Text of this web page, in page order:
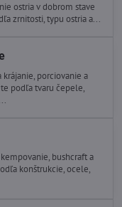
ostria v dobrom stave
zrnitosti, typu ostria a...
porciovanie a
podľa tvaru čepele,
bushcraft a
konštrukcie, ocele,